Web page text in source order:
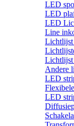
LED
LED
LED
Line
Andere
LED
LED